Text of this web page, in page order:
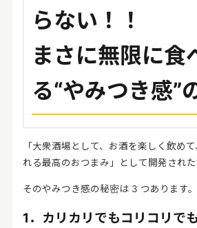
らない！！
まさに無限に食
る“やみつき感”
「大衆酒場として、お酒を楽しく飲め
れる最高のおつまみ」として開発された“
そのやみつき感の秘密は 3 つあります。
1．カリカリでもコリコリで